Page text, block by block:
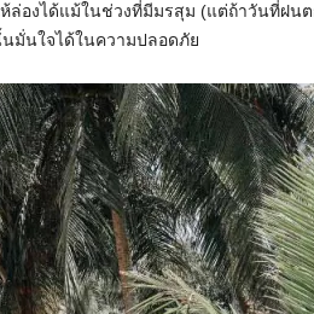
ล่องได้แม้ในช่วงที่มีมรสุม (แต่ถ้าวันที่ฝน
มั่นใจได้ในความปลอดภัย